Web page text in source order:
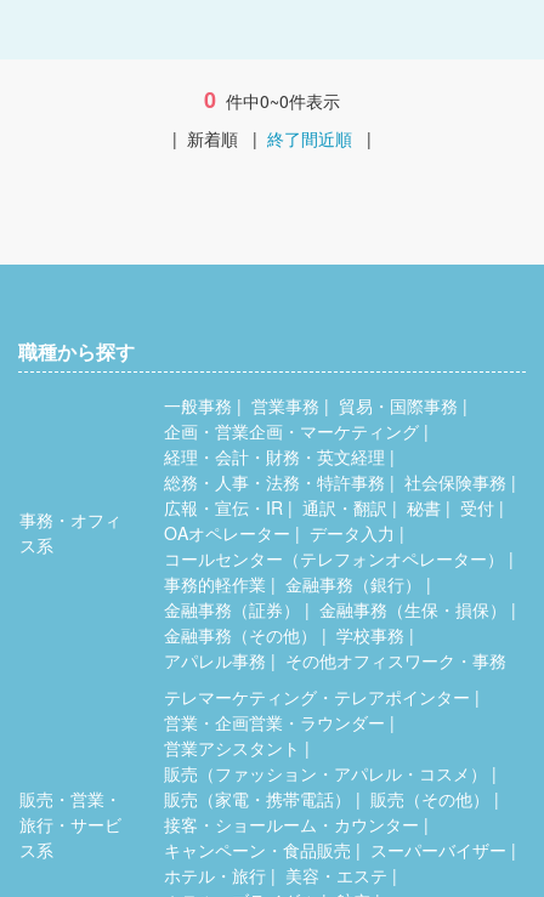
0 件中0~0件表示
| 新着順 | 終了間近順 |
職種から探す
事務・オフィ
ス系
一般事務 営業事務
貿易・国際事務
企画・営業企画・マーケティング
経理・会計・財務・英文経理
総務・人事・法務・特許事務
社会保険事務
広報・宣伝・IR
通訳・翻訳 秘書
受付
OAオペレーター
データ入力
コールセンター（テレフォンオペレーター）
事務的軽作業
金融事務（銀行）
金融事務（証券）
金融事務（生保・損保）
金融事務（その他）
学校事務
アパレル事務
その他オフィスワーク・事務
販売・営業・
旅行・サービ
ス系
テレマーケティング・テレアポインター
営業・企画営業・ラウンダー
営業アシスタント
販売（ファッション・アパレル・コスメ）
販売（家電・携帯電話）
販売（その他）
接客・ショールーム・カウンター
キャンペーン・食品販売
スーパーバイザー
ホテル・旅行
美容・エステ